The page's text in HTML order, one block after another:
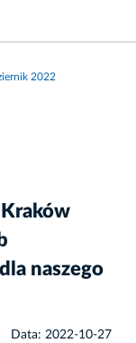
2022
naszego
Data: 2022-10-27